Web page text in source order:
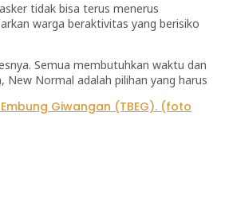
tidak bisa terus menerus
warga beraktivitas yang berisiko
Semua membutuhkan waktu dan
Normal adalah pilihan yang harus